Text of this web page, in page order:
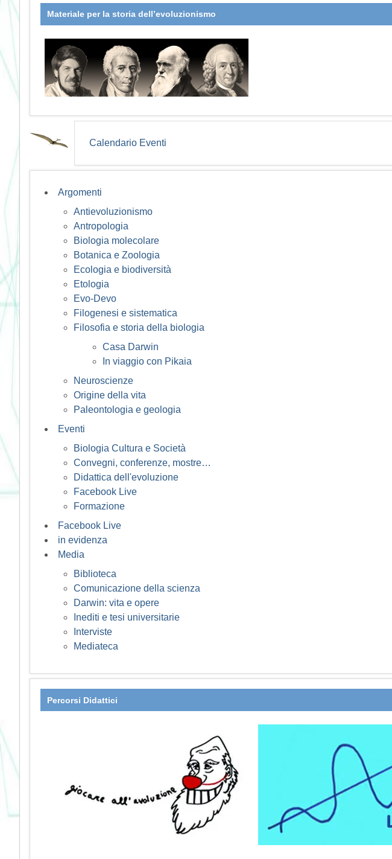
Materiale per la storia dell’evoluzionismo
Calendario Eventi
Argomenti
Antievoluzionismo
Antropologia
Biologia molecolare
Botanica e Zoologia
Ecologia e biodiversità
Etologia
Evo-Devo
Filogenesi e sistematica
Filosofia e storia della biologia
Casa Darwin
In viaggio con Pikaia
Neuroscienze
Origine della vita
Paleontologia e geologia
Eventi
Biologia Cultura e Società
Convegni, conferenze, mostre…
Didattica dell'evoluzione
Facebook Live
Formazione
Facebook Live
in evidenza
Media
Biblioteca
Comunicazione della scienza
Darwin: vita e opere
Inediti e tesi universitarie
Interviste
Mediateca
Percorsi Didattici